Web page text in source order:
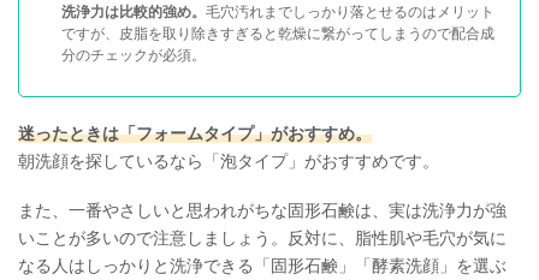
洗浄力は比較的強め。 毛穴汚れまでしっかり落とせるのはメリット
ですが、皮脂を取り除きすぎると乾燥に繋がってしまうので配合成
分のチェックが必須。
迷ったときは「フォームタイプ」がおすすめ。
朝洗顔を探しているなら「泡タイプ」がおすすめです。
また、一番やさしいと思われがちな固形石鹸は、実は洗浄力が強
いことが多いので注意しましょう。反対に、脂性肌や毛穴が気に
なる人はしっかりと洗浄できる「固形石鹸」「酵素洗顔」を選ぶ